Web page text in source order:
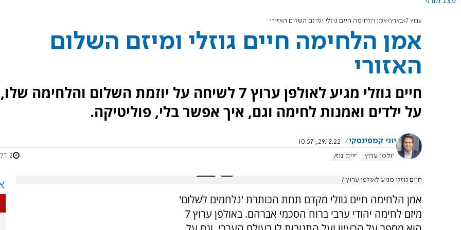
ערוץ 7 בארץ אמן הלחימה חיים גוזלי ומיזם השלום האזורי
אמן הלחימה חיים גוזלי ומיזם השלום
האזורי
חיים גוזלי מגיע לאולפן ערוץ 7 לשיחה על יוזמת השלום והלחימה שלו,
על ילדים ואמנות לחימה וגם, איך אפשר בלי, פוליטיקה.
יוני קמפינסקי
29.12.22, 10:57
אולפן ערוץ 7
חיים גוזלי 2 דקות
חיים גוזלי מגיע לאולפן ערוץ 7
אמן הלחימה חיים גוזלי מקדם תחת הכותרת 'נלחמים לשלום'
מיזם לחימה יהודי ערבי ברוח הסכמי אברהם. באולפן ערוץ 7